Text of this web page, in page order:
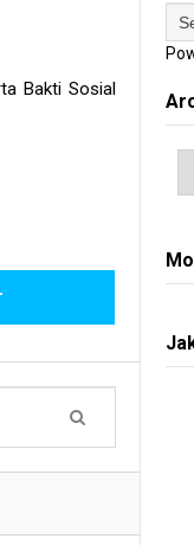
Bakti Sosial